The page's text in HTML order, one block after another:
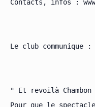
Contacts, infos :
Le club communique :
" Et revoilà Chambon
Pour que le